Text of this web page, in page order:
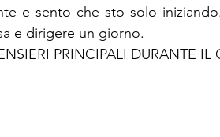
e sento che sto solo
e dirigere un giorno.
PRINCIPALI DURANTE IL